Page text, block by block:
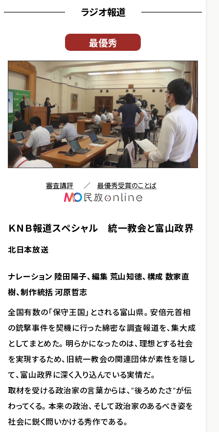
ラジオ報道
最優秀
審査講評 ／最優秀受賞のことば
ＫＮＢ報道スペシャル 統一教会と富山政界
北日本放送
ナレーション 陸田陽子、編集 荒山知徳、構成 数家直
樹、制作統括 河原哲志
全国有数の「保守王国」とされる富山県。安倍元首相
の銃撃事件を契機に行った綿密な調査報道を、集大成
としてまとめた。明らかになったのは、理想とする社会
を実現するため、旧統一教会の関連団体が素性を隠し
て、富山政界に深く入り込んでいる実情だ。
取材を受ける政治家の言葉からは、“後ろめたさ”が伝
わってくる。本来の政治、そして政治家のあるべき姿を
社会に鋭く問いかける秀作である。